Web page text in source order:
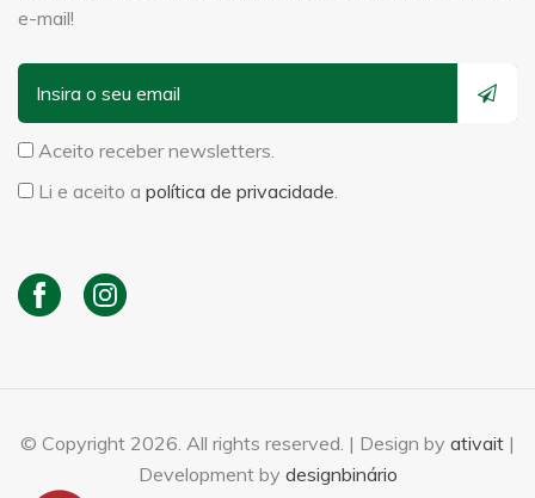
e-mail!
Aceito receber newsletters.
Li e aceito a política de privacidade.
© Copyright 2026. All rights reserved. | Design by ativait |
Development by designbinário